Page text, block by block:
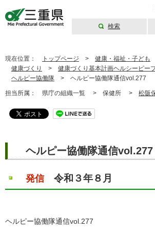
検索
現在位置： トップページ > 健康・福祉・子ども
健康づくり
> 健康づくり基本計画ヘルシーピー
ヘルピー協働隊 > ヘルピー協働隊通信vol.277
担当所属： 県庁の組織一覧 > 保健所 > 松阪
ヘルピー協働隊通信vol.277
発信令和３年８月
ヘルピー協働隊通信vol.277